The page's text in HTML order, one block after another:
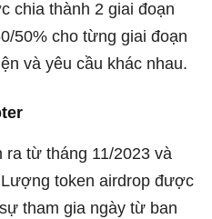
chia thành 2 giai đoạn
50% cho từng giai đoạn
và yêu cầu khác nhau.
từ tháng 11/2023 và
token airdrop được
tham gia ngày từ ban